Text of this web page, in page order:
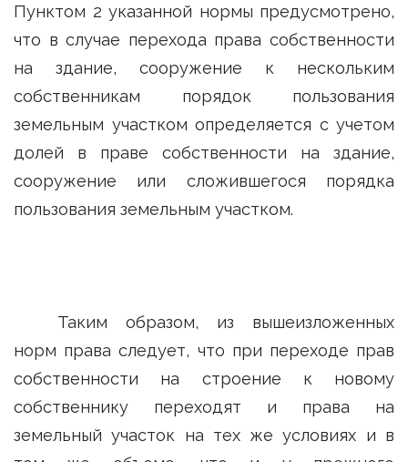
Пунктом 2 указанной нормы предусмотрено,
что в случае перехода права собственности
на здание, сооружение к нескольким
собственникам порядок пользования
земельным участком определяется с учетом
долей в праве собственности на здание,
сооружение или сложившегося порядка
пользования земельным участком.
Таким образом, из вышеизложенных
норм права следует, что при переходе прав
собственности на строение к новому
собственнику переходят и права на
земельный участок на тех же условиях и в